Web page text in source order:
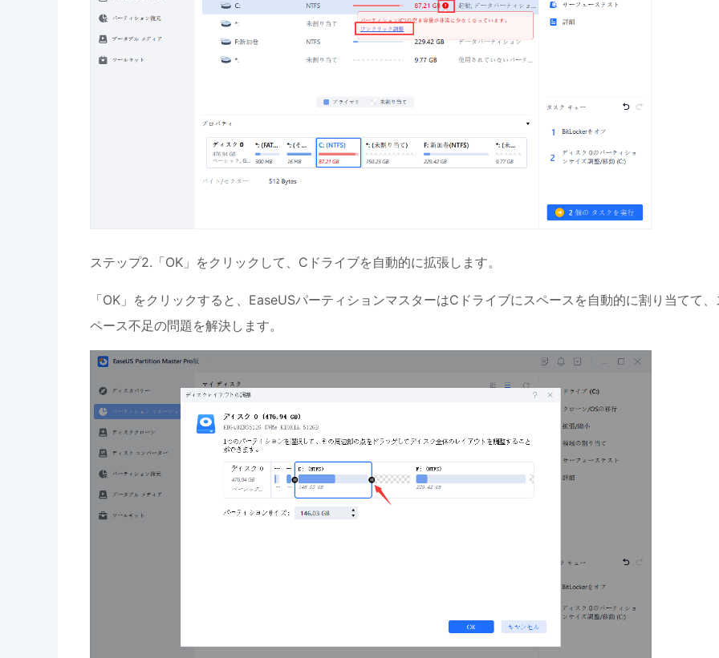
ステップ2.「OK」をクリックして、Cドライブを自動的に拡張します。
「OK」をクリックすると、EaseUSパーティションマスターはCドライブにスペースを自動的に割り当てて、
ペース不足の問題を解決します。